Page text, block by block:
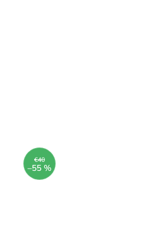
€40
–55 %